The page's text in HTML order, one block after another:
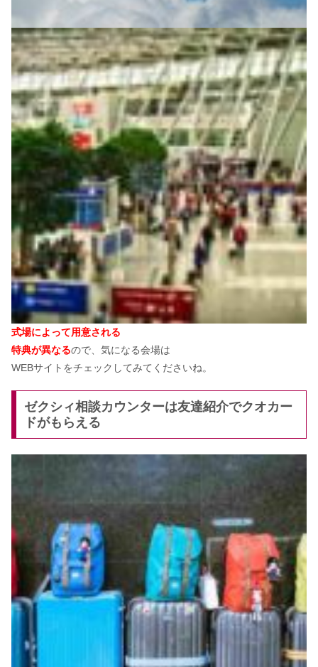
式場によって用意される
特典が異なるので、気になる会場は
WEBサイトをチェックしてみてくださいね。
ゼクシィ相談カウンターは友達紹介でクオカー
ドがもらえる